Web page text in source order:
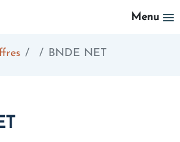
Menu
BNDE NET